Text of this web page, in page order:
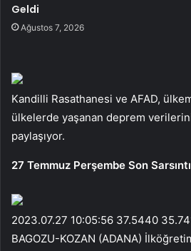
Geldi
Ağustos 7, 2026
Kandilli Rasathanesi ve AFAD,
ülkelerde yaşanan deprem
paylaşıyor.
27 Temmuz Perşembe Son
2023.07.27 10:05:56 37.5440
BAGOZU-KOZAN (ADANA)